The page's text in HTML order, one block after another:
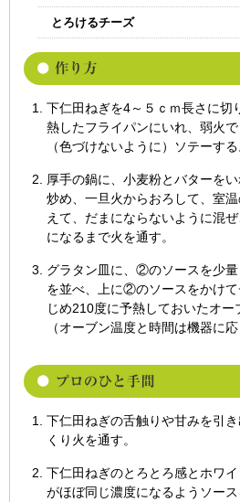
とろけるチーズ
下仁田ねぎを4～５ｃｍ長さに切
熱したフライパンにいれ、弱火
（色づけないように）ソテーする
厚手の鍋に、小麦粉とバターを
炒め、一旦火からおろして、室
えて、だまにならないように混
になるまで火を通す。
グラタン皿に、②のソースを少
を並べ、上に②のソースをかけ
じめ210度に予熱しておいたオー
（オーブン温度と時間は機器に応
下仁田ねぎの舌触りや甘みを引
くり火を通す。
下仁田ねぎのとろとろ感とホワ
がほぼ同じ濃度になるようソース